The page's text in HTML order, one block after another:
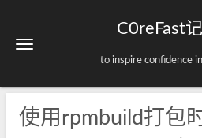
C0reFast
to inspire confidence
使用rpmbuild打包